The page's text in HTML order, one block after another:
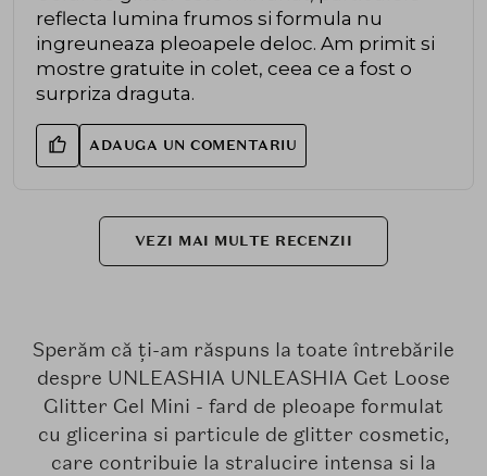
reflecta lumina frumos si formula nu
ingreuneaza pleoapele deloc. Am primit si
mostre gratuite in colet, ceea ce a fost o
surpriza draguta.
ADAUGA UN COMENTARIU
VEZI MAI MULTE RECENZII
Sperăm că ți-am răspuns la toate întrebările
despre UNLEASHIA UNLEASHIA Get Loose
Glitter Gel Mini - fard de pleoape formulat
cu glicerina si particule de glitter cosmetic,
care contribuie la stralucire intensa si la